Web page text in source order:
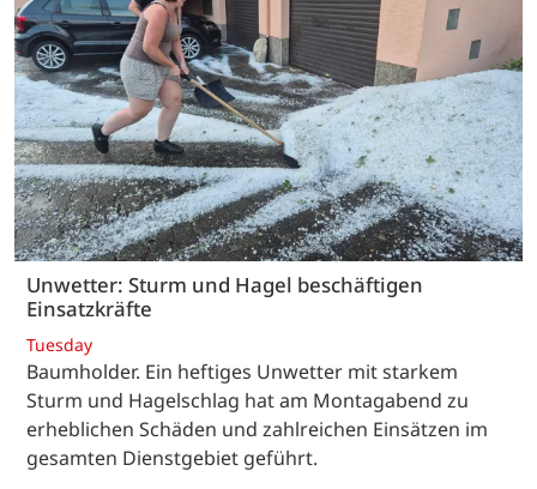
Unwetter: Sturm und Hagel beschäftigen
Einsatzkräfte
Tuesday
Baumholder. Ein heftiges Unwetter mit starkem
Sturm und Hagelschlag hat am Montagabend zu
erheblichen Schäden und zahlreichen Einsätzen im
gesamten Dienstgebiet geführt.